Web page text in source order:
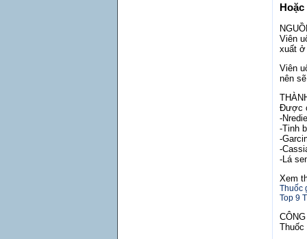
Viên
xuất ở
Viên
nên
Được
-
-Tinh
-
-
-Lá
Xem
Thuốc
Top 9
Thuốc